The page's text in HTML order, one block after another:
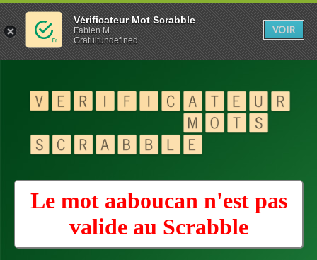
Le mot aaboucan n'est pas
valide au Scrabble
Vérificateur Mot Scrabble
Fabien M
Gratuitundefined
VOIR